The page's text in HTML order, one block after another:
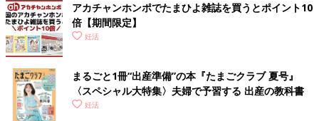
アカチャンホンポでたまひよ雑誌を買うとポイント10
倍【期間限定】
妊活
まるごと1冊“出産準備”の本『たまごクラブ 夏号』
〈スペシャル大特集〉夫婦で予習する 出産の教科書
妊活